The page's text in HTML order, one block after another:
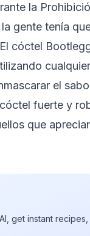
la
gente tenía
cóctel
el
fuerte y
que
get instant